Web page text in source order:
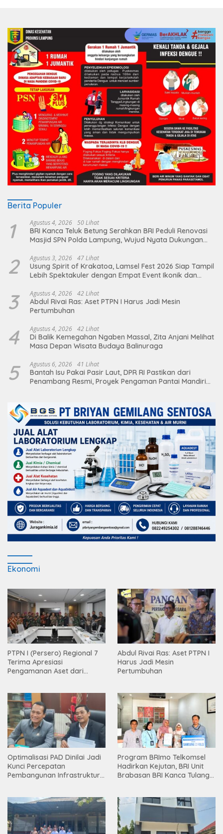
Berita Populer
1 Agustus 4, 2026 50 Lihat
BRI Kanca Teluk Betung Serahkan BRI Peduli Renovasi
Masjid SPN Polda Lampung, Wujud Nyata Dukungan
2 Agustus 3, 2026 47 Lihat
Usung Spirit of Krakatoa, Lamsel Fest 2026 Siap Tampil
Lebih Spektakuler dengan Empat Event Ikonik dan
3 Agustus 4, 2026 42 Lihat
Abdul Rivai Ras: Aset PTPN I Harus Jadi Mesin
Pertumbuhan
4 Agustus 4, 2026 42 Lihat
Di Balik Kemegahan Ngaben Massal, Zita Anjani Melihat
Masa Depan Wisata Budaya Balinuraga
5 Agustus 6, 2026 41 Lihat
Bantah Isu Pakai Pasir Laut, DPR RI Pastikan dari
Penambang Resmi, Proyek Pengaman Pantai Mandiri
Ekonomi
PTPN I (Persero) Regional 7
Terima Apresiasi
Pengamanan Aset dari
Abdul Rivai Ras: Aset PTPN I
Harus Jadi Mesin
Pertumbuhan
Optimalisasi PAD Dinilai Jadi
Kunci Percepatan
Pembangunan Infrastruktur
Program BRImo Telkomsel
Hadirkan Kejutan, BRI Unit
Brabasan BRI Kanca Tulang
Mesuji